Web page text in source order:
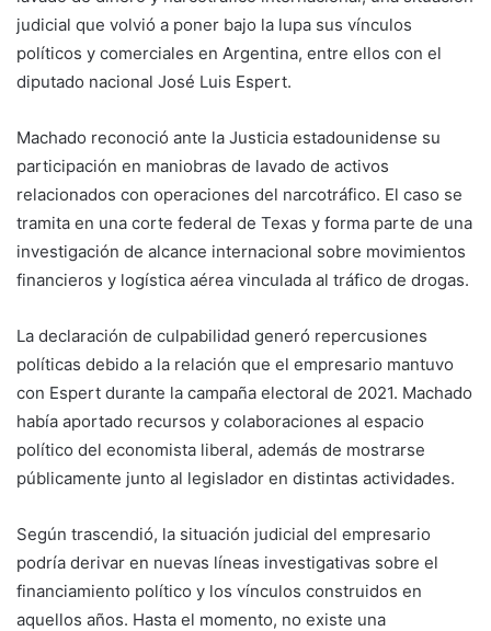
judicial que volvió a poner bajo la lupa sus vínculos
políticos y comerciales en Argentina, entre ellos con el
diputado nacional José Luis Espert.
Machado reconoció ante la Justicia estadounidense su
participación en maniobras de lavado de activos
relacionados con operaciones del narcotráfico. El caso se
tramita en una corte federal de Texas y forma parte de una
investigación de alcance internacional sobre movimientos
financieros y logística aérea vinculada al tráfico de drogas.
La declaración de culpabilidad generó repercusiones
políticas debido a la relación que el empresario mantuvo
con Espert durante la campaña electoral de 2021. Machado
había aportado recursos y colaboraciones al espacio
político del economista liberal, además de mostrarse
públicamente junto al legislador en distintas actividades.
Según trascendió, la situación judicial del empresario
podría derivar en nuevas líneas investigativas sobre el
financiamiento político y los vínculos construidos en
aquellos años. Hasta el momento, no existe una